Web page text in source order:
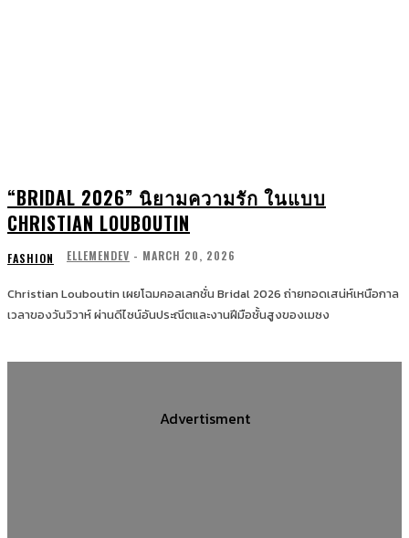
“BRIDAL 2026” นิยามความรัก ในแบบ
CHRISTIAN LOUBOUTIN
FASHION ELLEMENDEV - MARCH 20, 2026
Christian Louboutin เผยโฉมคอลเลกชั่น Bridal 2026 ถ่ายทอดเสน่ห์เหนือกาล
เวลาของวันวิวาห์ ผ่านดีไซน์อันประณีตและงานฝีมือชั้นสูงของเมซง
Advertisment